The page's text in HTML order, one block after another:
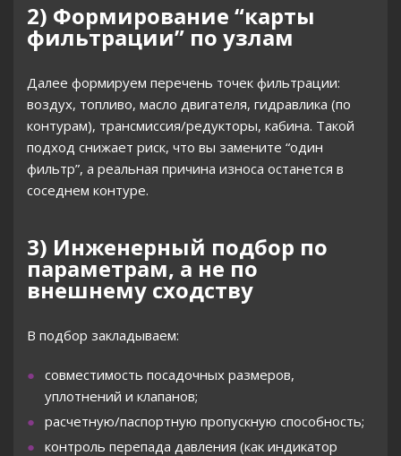
2) Формирование “карты
фильтрации” по узлам
Далее формируем перечень точек фильтрации:
воздух, топливо, масло двигателя, гидравлика (по
контурам), трансмиссия/редукторы, кабина. Такой
подход снижает риск, что вы замените “один
фильтр”, а реальная причина износа останется в
соседнем контуре.
3) Инженерный подбор по
параметрам, а не по
внешнему сходству
В подбор закладываем:
совместимость посадочных размеров,
уплотнений и клапанов;
расчетную/паспортную пропускную способность;
контроль перепада давления (как индикатор